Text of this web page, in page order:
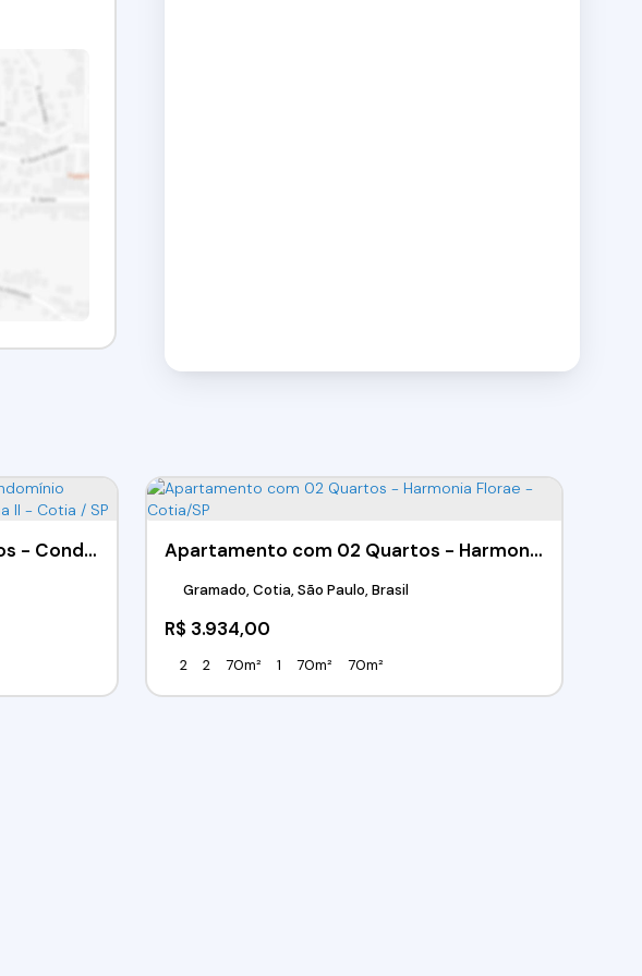
Apartamento com 3 Dormitórios - Condomínio Residencial Altos da Raposo- Granja Viana II - Cotia / SP Apartamento com 02 Quartos - Harmonia Florae - Cotia/SP
R$ 3.934,00
Gramado, Cotia, São Paulo, Brasil
2 2 70m² 1 70m² 70m²